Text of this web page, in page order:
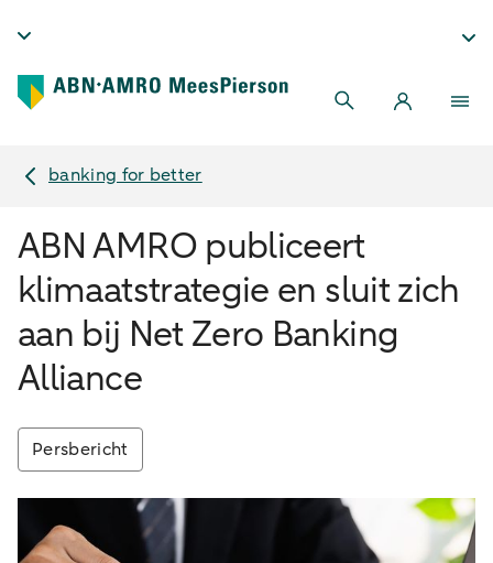
banking for better
ABN AMRO publiceert
klimaatstrategie en sluit zich
aan bij Net Zero Banking
Alliance
Persbericht